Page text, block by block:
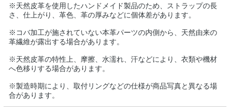
※天然皮革を使用したハンドメイド製品のため、ストラップの長
さ、仕上がり、革色、革の厚みなどに個体差があります。
※コバ加工が施されていない本革パーツの内側から、天然由来の
革繊維が露出する場合があります。
※天然皮革の特性上、摩擦、水濡れ、汗などにより、衣類や機材
へ色移りする場合があります。
※製造時期により、取付リングなどの仕様が商品写真と異なる場
合があります。